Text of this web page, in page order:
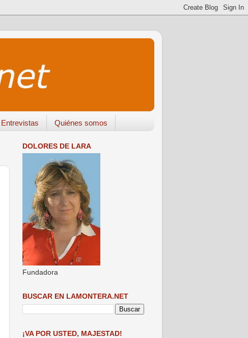
Entrevistas Quiénes somos
DOLORES DE LARA
Fundadora
BUSCAR EN LAMONTERA.NET
¡VA POR USTED, MAJESTAD!